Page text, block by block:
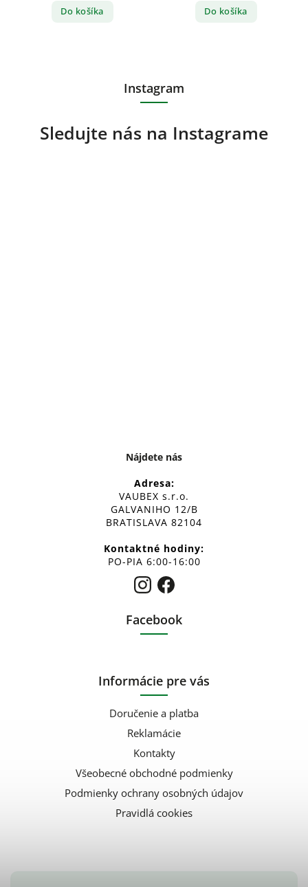
Do košíka Do košíka
Instagram
Sledujte nás na Instagrame
Nájdete nás
Adresa:
VAUBEX s.r.o.
GALVANIHO 12/B
BRATISLAVA 82104
Kontaktné hodiny:
PO-PIA 6:00-16:00
Facebook
Informácie pre vás
Doručenie a platba
Reklamácie
Kontakty
Všeobecné obchodné podmienky
Podmienky ochrany osobných údajov
Pravidlá cookies